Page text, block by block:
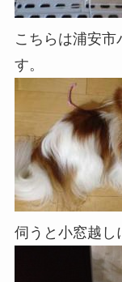
こちらは浦安
す。
伺うと小窓越し